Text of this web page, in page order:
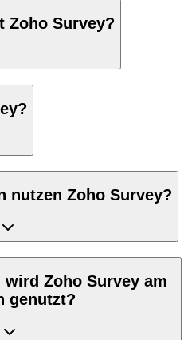
Zoho Survey?
nutzen Zoho Survey?
Zoho Survey am
genutzt?